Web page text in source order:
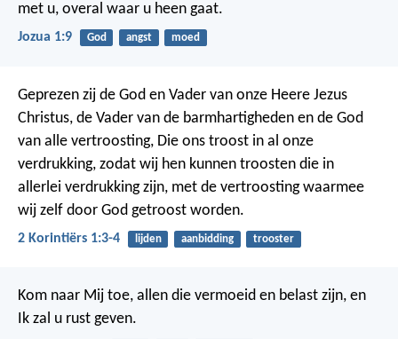
met u, overal waar u heen gaat.
Jozua 1:9 God angst moed
Geprezen zij de God en Vader van onze Heere Jezus
Christus, de Vader van de barmhartigheden en de God
van alle vertroosting, Die ons troost in al onze
verdrukking, zodat wij hen kunnen troosten die in
allerlei verdrukking zijn, met de vertroosting waarmee
wij zelf door God getroost worden.
2 Korintiërs 1:3-4 lijden aanbidding trooster
Kom naar Mij toe, allen die vermoeid en belast zijn, en
Ik zal u rust geven.